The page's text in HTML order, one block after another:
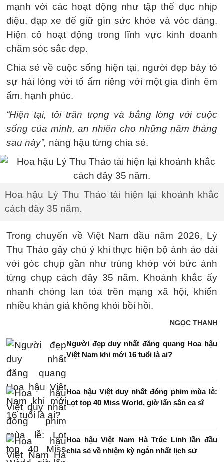
mạnh với các hoạt động như tập thể dục nhịp
điệu, đạp xe để giữ gìn sức khỏe và vóc dáng.
Hiện cô hoạt động trong lĩnh vực kinh doanh
chăm sóc sắc đẹp.
Chia sẻ về cuộc sống hiện tại, người đẹp bày tỏ
sự hài lòng với tổ ấm riêng với một gia đình êm
ấm, hạnh phúc.
“Hiện tại, tôi trân trọng và bằng lòng với cuộc
sống của mình, an nhiên cho những năm tháng
sau này”, nàng hậu từng chia sẻ.
Hoa hậu Lý Thu Thảo tái hiện lại khoảnh khắc
cách đây 35 năm.
Trong chuyến về Việt Nam đầu năm 2026, Lý
Thu Thảo gây chú ý khi thực hiện bộ ảnh áo dài
với góc chụp gần như trùng khớp với bức ảnh
từng chụp cách đây 35 năm. Khoảnh khắc ấy
nhanh chóng lan tỏa trên mạng xã hội, khiến
nhiều khán giả không khỏi bồi hồi.
NGỌC THANH
Người đẹp duy nhất đăng quang Hoa hậu
Việt Nam khi mới 16 tuổi là ai?
Hoa hậu Việt duy nhất đóng phim mùa lễ:
Lọt top 40 Miss World, giờ lấn sân ca sĩ
Hoa hậu Việt Nam Hà Trúc Linh lần đầu
chia sẻ về nhiệm kỳ ngắn nhất lịch sử